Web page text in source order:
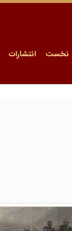
نخست انتشارات